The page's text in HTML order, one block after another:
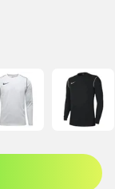
dig som medlem